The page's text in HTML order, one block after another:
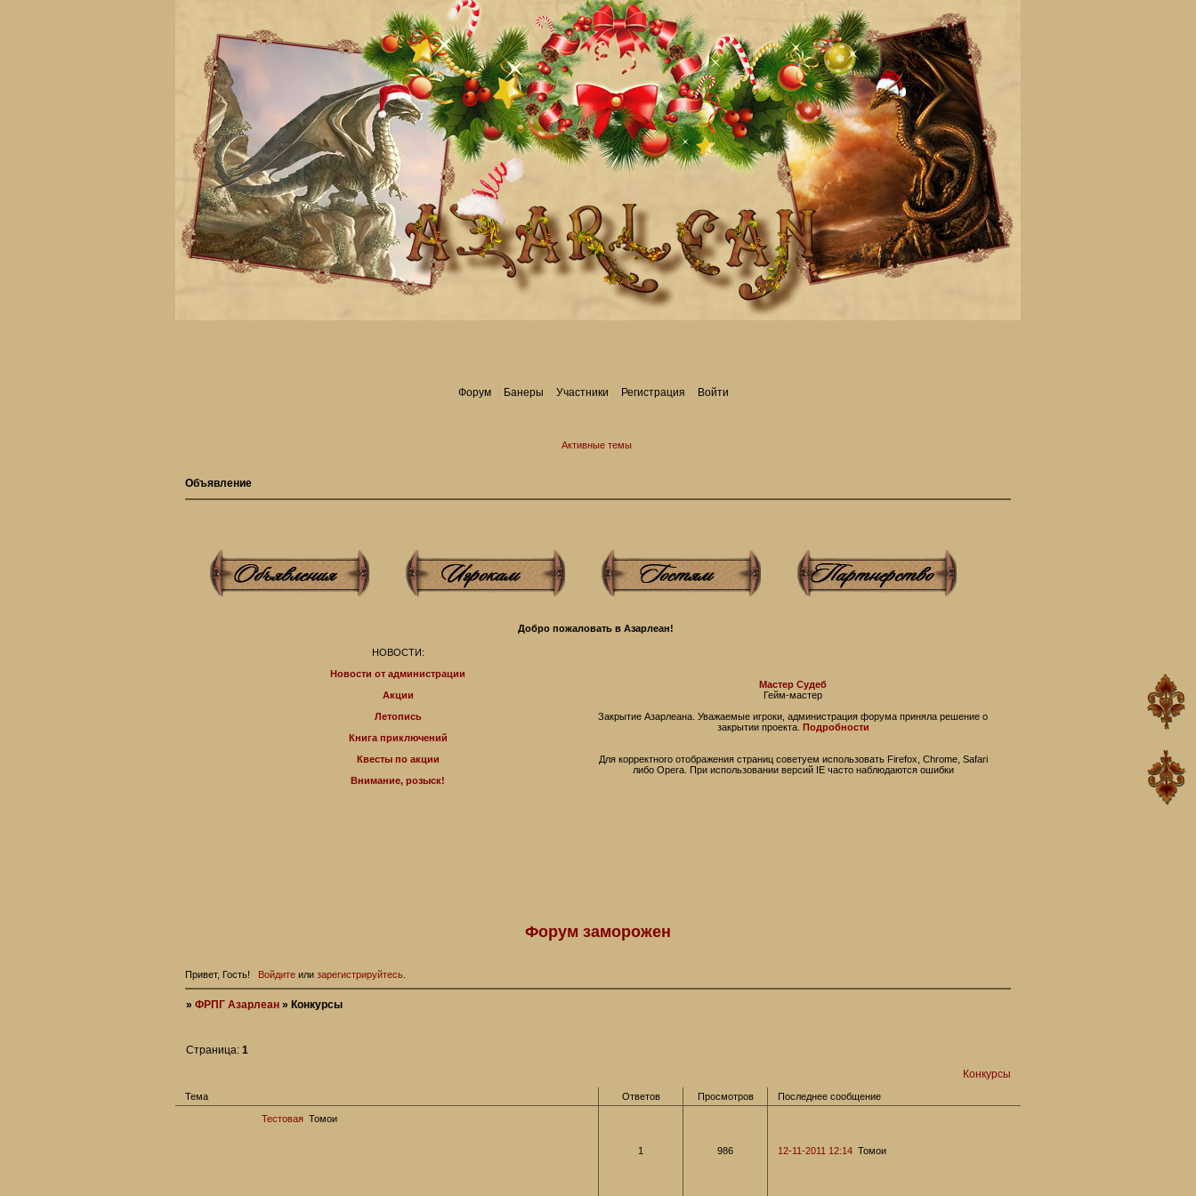
Форум Банеры Участники Регистрация Войти
Активные темы
Объявление
Добро пожаловать в Азарлеан!
НОВОСТИ:
Новости от администрации
Акции
Летопись
Книга приключений
Квесты по акции
Внимание, розыск!
Мастер Судеб
Гейм-мастер
Закрытие Азарлеана. Уважаемые игроки, администрация форума приняла решение о
закрытии проекта.
Подробности
Для корректного отображения страниц советуем использовать Firefox, Chrome, Safari
либо Operа. При использовании версий IE часто наблюдаются ошибки
Форум заморожен
Привет, Гость! Войдитеили зарегистрируйтесь.
»ФРПГ Азарлеан » Конкурсы
Конкурсы
Страница:1
Тема Ответов Просмотров Последнее сообщение
Тестовая Томои
1 986 12-11-2011 12:14 Томои